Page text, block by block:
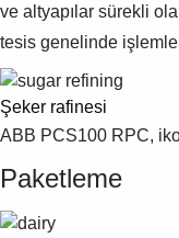
ve altyapılar sürekli
tesis genelinde
Şeker rafinesi
ABB PCS100 RPC,
Paketleme